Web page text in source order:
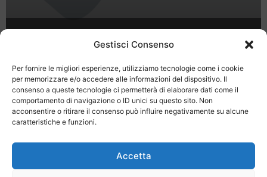
Gestisci Consenso
Per fornire le migliori esperienze, utilizziamo tecnologie come i cookie
per memorizzare e/o accedere alle informazioni del dispositivo. Il
consenso a queste tecnologie ci permetterà di elaborare dati come il
comportamento di navigazione o ID unici su questo sito. Non
acconsentire o ritirare il consenso può influire negativamente su alcune
caratteristiche e funzioni.
Accetta
Borghetto, un amore di villaggio
1 2